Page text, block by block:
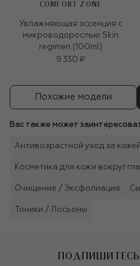
COMFORT ZONE
Увлажняющая эссенция с
микроводорослью Skin
regimen (100ml)
9 330 ₽
Похожие модели
Вас также может
Антивозрастной уход за
Косметика для кожи вокруг
Очищение / Эксфолиация
Тоники / Лосьоны